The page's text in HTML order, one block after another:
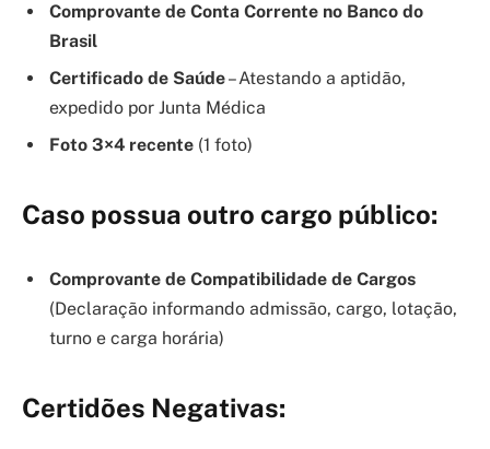
Comprovante de Conta Corrente no Banco do
Brasil
Certificado de Saúde– Atestando a aptidão,
expedido por Junta Médica
Foto 3×4 recente (1 foto)
Caso possua outro cargo público:
Comprovante de Compatibilidade de Cargos
(Declaração informando admissão, cargo, lotação,
turno e carga horária)
Certidões Negativas: